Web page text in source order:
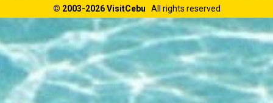
© 2003-2026 VisitCebu All rights reserved